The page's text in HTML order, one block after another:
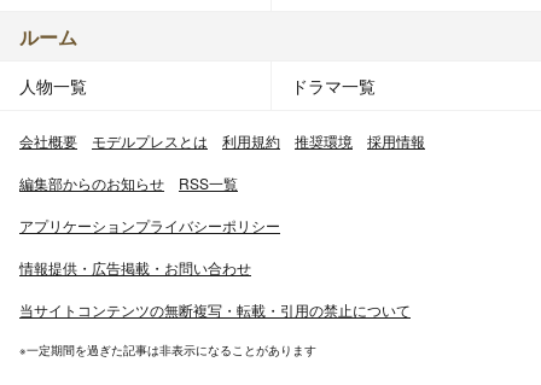
ルーム
人物一覧 ドラマ一覧
会社概要 モデルプレスとは 利用規約 推奨環境 採用情報
編集部からのお知らせ RSS一覧
アプリケーションプライバシーポリシー
情報提供・広告掲載・お問い合わせ
当サイトコンテンツの無断複写・転載・引用の禁止について
※一定期間を過ぎた記事は非表示になることがあります